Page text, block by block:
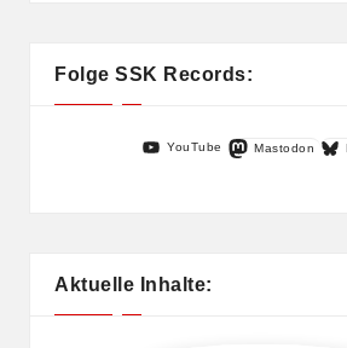
Folge SSK Records:
YouTube Mastodon
Aktuelle Inhalte: